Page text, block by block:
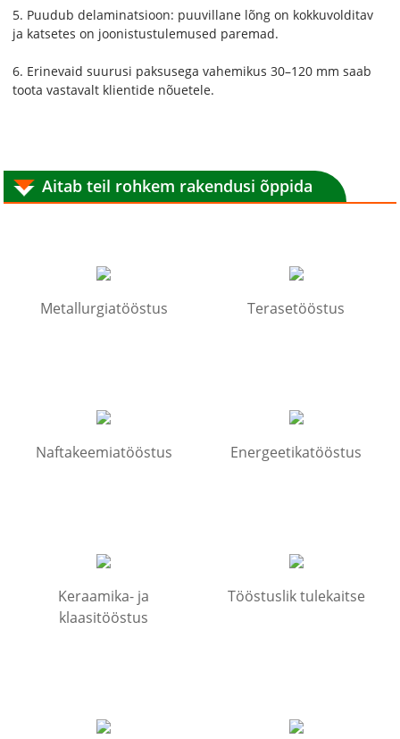
5. Puudub delaminatsioon: puuvillane lõng on kokkuvolditav
ja katsetes on joonistustulemused paremad.
6. Erinevaid suurusi paksusega vahemikus 30–120 mm saab
toota vastavalt klientide nõuetele.
Aitab teil rohkem rakendusi õppida
Metallurgiatööstus Terasetööstus
Naftakeemiatööstus Energeetikatööstus
Keraamika- ja
klaasitööstus
Tööstuslik tulekaitse